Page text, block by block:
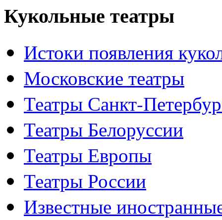
Кукольные театры
Истоки появления
Московские театры
Театры Санкт-
Театры Белоруссии
Театры Европы
Театры России
Известные